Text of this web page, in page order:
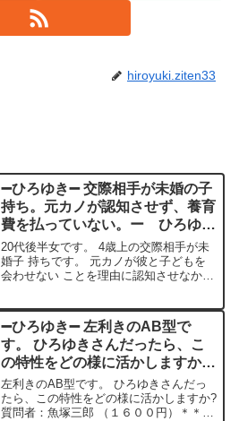
hiroyuki.ziten33
➖ひろゆき➖ 交際相手が未婚の子
持ち。元カノが認知させず、養育
費を払っていない。ー ひろゆき
切り抜き 20230512
20代後半女です。 4歳上の交際相手が未
婚子 持ちです。 元カノが彼と子どもを
会わせない ことを理由に認知させなかっ
の話も聞きたいです。 結婚 しなかった
り認知さ...
➖ひろゆき➖ 左利きのAB型で
す。 ひろゆきさんだったら、こ
の特性をどの様に活かしますか?
ー ひろゆき切り抜き
20230512
左利きのAB型です。 ひろゆきさんだっ
たら、この特性をどの様に活かしますか?
質問者：魚塚三郎 （１６００円）＊＊＊